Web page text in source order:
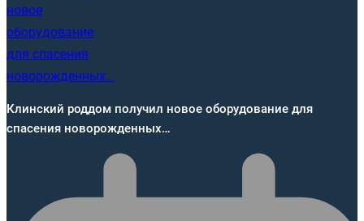
Клинский роддом получил новое оборудование для
спасения новорожденных…